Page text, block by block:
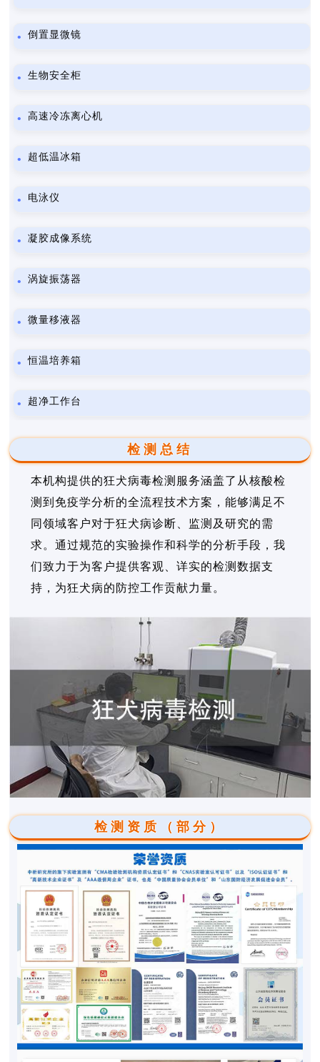
倒置显微镜
生物安全柜
高速冷冻离心机
超低温冰箱
电泳仪
凝胶成像系统
涡旋振荡器
微量移液器
恒温培养箱
超净工作台
检测总结
本机构提供的狂犬病毒检测服务涵盖了从核酸检
测到免疫学分析的全流程技术方案，能够满足不
同领域客户对于狂犬病诊断、监测及研究的需
求。通过规范的实验操作和科学的分析手段，我
们致力于为客户提供客观、详实的检测数据支
持，为狂犬病的防控工作贡献力量。
检测资质（部分）